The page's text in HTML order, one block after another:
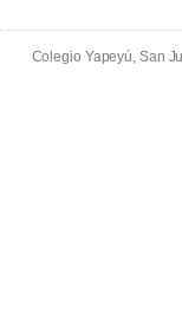
Colegio Yapeyú, San